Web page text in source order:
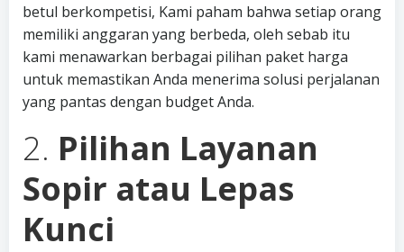
betul berkompetisi, Kami paham bahwa setiap orang
memiliki anggaran yang berbeda, oleh sebab itu
kami menawarkan berbagai pilihan paket harga
untuk memastikan Anda menerima solusi perjalanan
yang pantas dengan budget Anda.
2. Pilihan Layanan
Sopir atau Lepas
Kunci